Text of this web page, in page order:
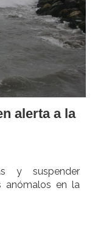
alerta a la
y suspender
anómalos en la